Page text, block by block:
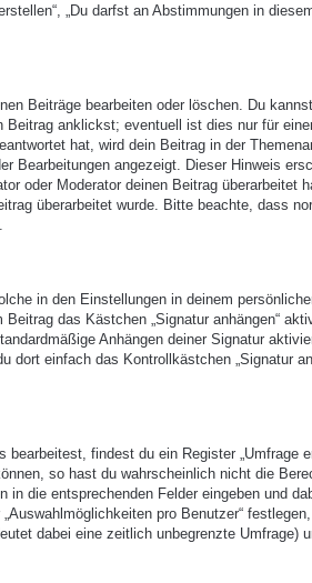
„Du darfst an Abstimmungen in
Beiträge bearbeiten oder löschen. Du
Beitrag anklickst; eventuell ist dies nur für
hat, wird dein Beitrag in der
Bearbeitungen angezeigt. Dieser Hinweis
oder Moderator deinen Beitrag überarbeitet
überarbeitet wurde. Bitte beachte, dass
in den Einstellungen in deinem
das Kästchen „Signatur anhängen“
Anhängen deiner Signatur
einfach das Kontrollkästchen „Signatur
findest du ein Register „Umfrage
so hast du wahrscheinlich nicht die
die entsprechenden Felder eingeben und
pro Benutzer“
dabei eine zeitlich unbegrenzte Umfrage)